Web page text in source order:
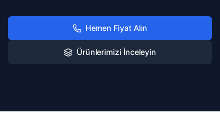
Hemen Fiyat Alın
Ürünlerimizi İnceleyin